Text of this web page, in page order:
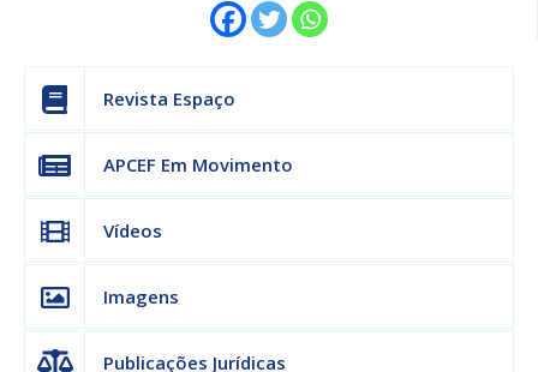
Revista Espaço
APCEF Em Movimento
Vídeos
Imagens
Publicações Jurídicas